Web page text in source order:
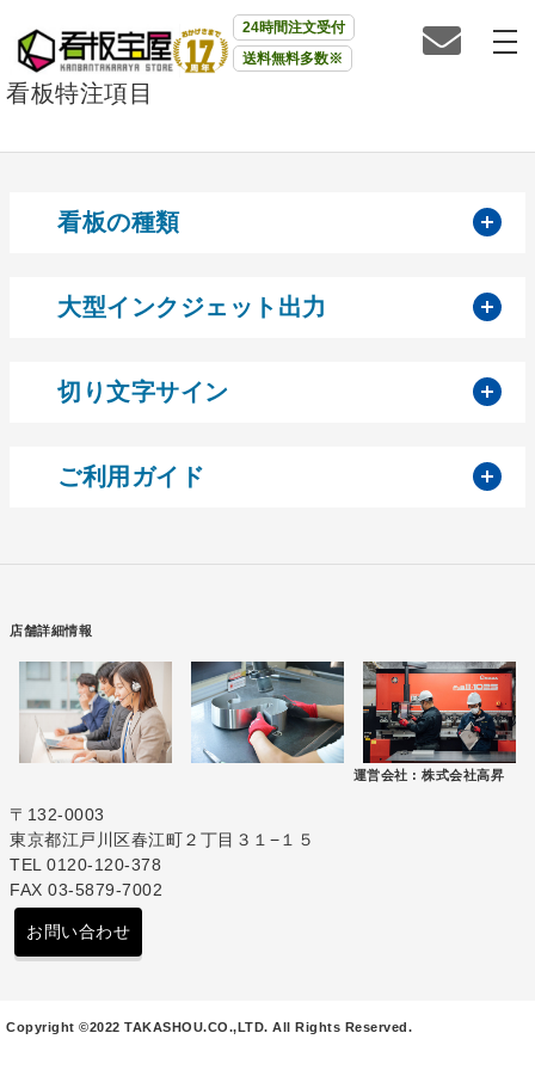
24時間注文受付
送料無料多数※
看板特注項目
看板の種類
大型インクジェット出力
切り文字サイン
ご利用ガイド
店舗詳細情報
運営会社 : 株式会社高昇
〒132-0003
東京都江戸川区春江町２丁目３１−１５
TEL 0120-120-378
FAX 03-5879-7002
お問い合わせ
Copyright ©2022 TAKASHOU.CO.,LTD. All Rights Reserved.